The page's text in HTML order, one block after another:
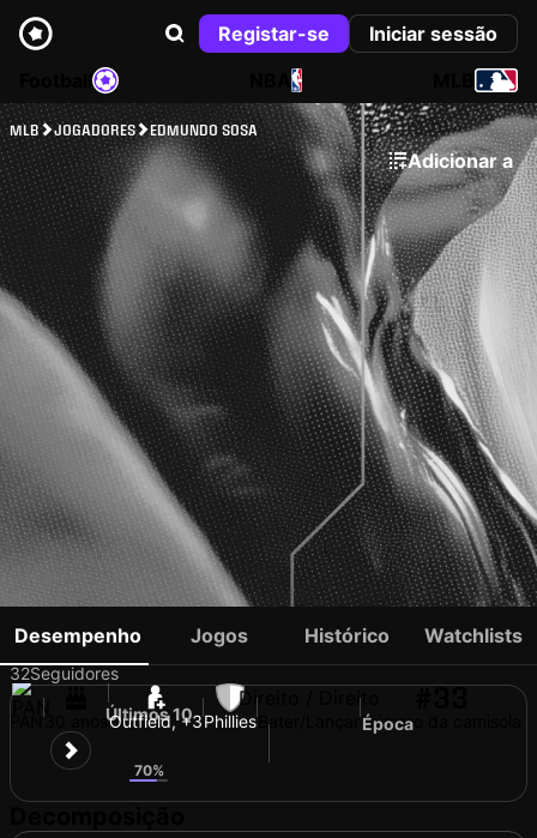
Registar-se
Iniciar sessão
NBA
MLB JOGADORES EDMUNDO SOSA
Adicionar a
EDMUNDO SOSA
32Seguidores
30 anosOutfield, +3Phillies
Direito / Direito
Bater/Lançar Número da camisola
Desempenho Jogos Histórico Watchlists
Últimos 10
70%
Época